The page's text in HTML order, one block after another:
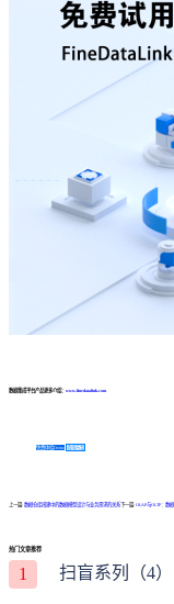
数据集成平台产品更多介绍： www.finedatalink.com
免费体验Demo 咨询方案
上一篇: 数据仓库搭建中的数据模型设计与业务需求的关系 下一篇: OLAP与OLTP：数
热门文章推荐
1 扫盲系列（4